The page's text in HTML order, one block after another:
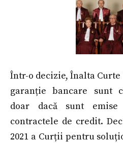
Într-o decizie, Înalta Curte
garanție bancare sunt
doar dacă sunt
contractele de credit.
2021 a Curții pentru